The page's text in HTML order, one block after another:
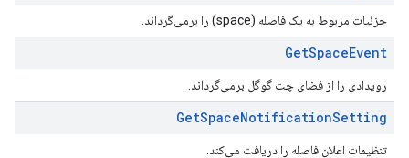
جزئیات مربوط به یک فاصله (space) را برمی‌گرداند.
GetSpaceEvent
رویدادی را از فضای چت گوگل برمی‌گرداند.
GetSpaceNotificationSetting
تنظیمات اعلان فاصله را دریافت می‌کند.